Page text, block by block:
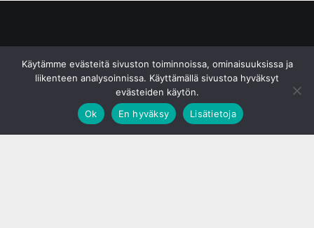
Käytämme evästeitä sivuston toiminnoissa, ominaisuuksissa ja
liikenteen analysoinnissa. Käyttämällä sivustoa hyväksyt
evästeiden käytön.
Ok
En hyväksy Lisätietoja